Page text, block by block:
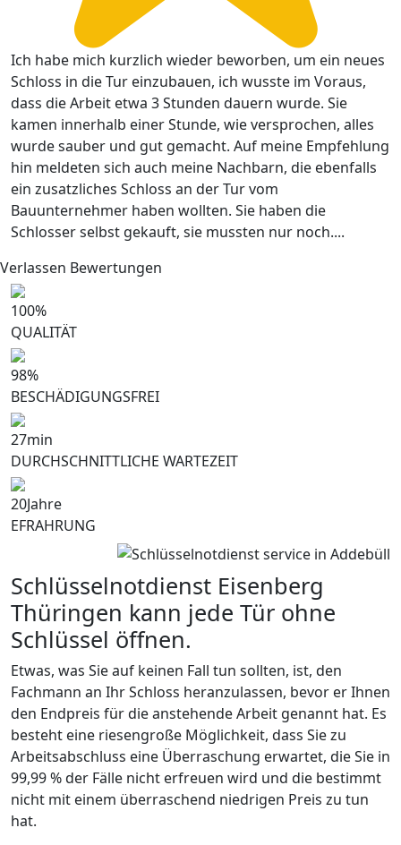
Ich habe mich kurzlich wieder beworben, um ein neues
Schloss in die Tur einzubauen, ich wusste im Voraus,
dass die Arbeit etwa 3 Stunden dauern wurde. Sie
kamen innerhalb einer Stunde, wie versprochen, alles
wurde sauber und gut gemacht. Auf meine Empfehlung
hin meldeten sich auch meine Nachbarn, die ebenfalls
ein zusatzliches Schloss an der Tur vom
Bauunternehmer haben wollten. Sie haben die
Schlosser selbst gekauft, sie mussten nur noch....
Verlassen Bewertungen
100%
QUALITÄT
98%
BESCHÄDIGUNGSFREI
27min
DURCHSCHNITTLICHE WARTEZEIT
20Jahre
EFRAHRUNG
Schlüsselnotdienst Eisenberg
Thüringen kann jede Tür ohne
Schlüssel öffnen.
Etwas, was Sie auf keinen Fall tun sollten, ist, den
Fachmann an Ihr Schloss heranzulassen, bevor er Ihnen
den Endpreis für die anstehende Arbeit genannt hat. Es
besteht eine riesengroße Möglichkeit, dass Sie zu
Arbeitsabschluss eine Überraschung erwartet, die Sie in
99,99 % der Fälle nicht erfreuen wird und die bestimmt
nicht mit einem überraschend niedrigen Preis zu tun
hat.